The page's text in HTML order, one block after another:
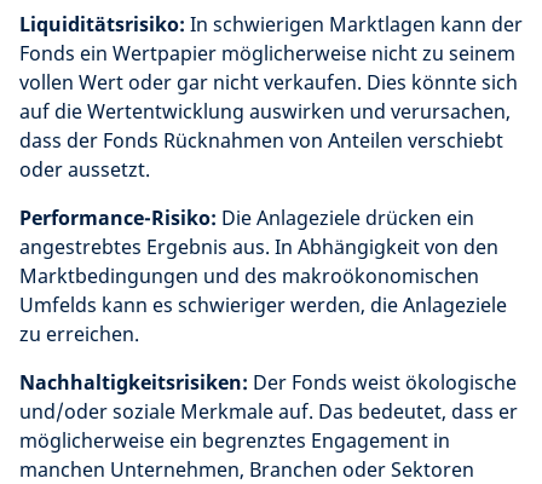
Liquiditätsrisiko: In schwierigen Marktlagen kann der
Fonds ein Wertpapier möglicherweise nicht zu seinem
vollen Wert oder gar nicht verkaufen. Dies könnte sich
auf die Wertentwicklung auswirken und verursachen,
dass der Fonds Rücknahmen von Anteilen verschiebt
oder aussetzt.
Performance-Risiko: Die Anlageziele drücken ein
angestrebtes Ergebnis aus. In Abhängigkeit von den
Marktbedingungen und des makroökonomischen
Umfelds kann es schwieriger werden, die Anlageziele
zu erreichen.
Nachhaltigkeitsrisiken: Der Fonds weist ökologische
und/oder soziale Merkmale auf. Das bedeutet, dass er
möglicherweise ein begrenztes Engagement in
manchen Unternehmen, Branchen oder Sektoren